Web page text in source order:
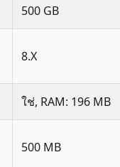
500 GB
8.X
ใช่, RAM: 196 MB
500 MB